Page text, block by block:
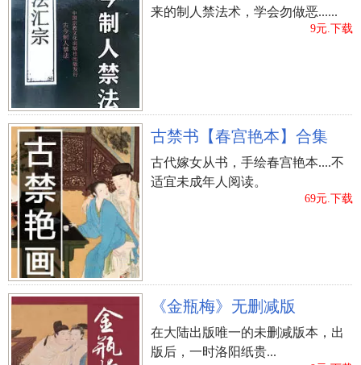
3．还有最迷学的解释（从相学角度来说，手掌心
生有痣的人，属于心思缜密、计算精确之流，这类
人最适宜当工程师、法官或者会计师等行业，由于
他们做什么都经过三思而后行，所以甚少出错，如
果和这种人结婚，虽然可确保婚后生活稳定，无风
无浪，不会有大起落。）
4．还有人说，手心长痣，是因为你的心里一生都
会藏着一个人，那可能是因为爱情从来都不能通过
现实而长久吧，然后所编造的唯美故事。
您可能也喜欢：
生命线图解：生命线断开预示着什么？
生命线末端分叉图解
生命线与智慧线分开预示什么？
生命线图解：生命线长短的不同预兆？
来的制人禁法术，学会勿做恶......
9元.下载
古禁书【春宫艳本】合集
古代嫁女从书，手绘春宫艳本....不
适宜未成年人阅读。
69元.下载
《金瓶梅》无删减版
在大陆出版唯一的未删减版本，出
版后，一时洛阳纸贵...